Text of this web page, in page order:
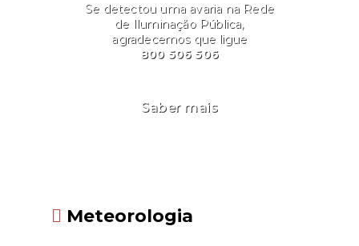
Se detectou uma avaria na Rede
de Iluminação Pública,
agradecemos que ligue
800 506 506
Saber mais
Meteorologia